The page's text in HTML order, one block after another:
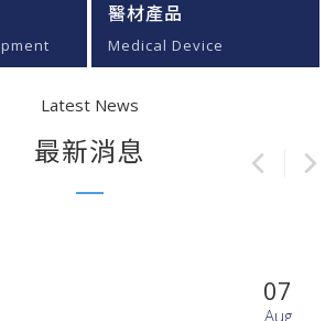
醫材產品
Medical Device
Latest News
最新消息
07
Aug